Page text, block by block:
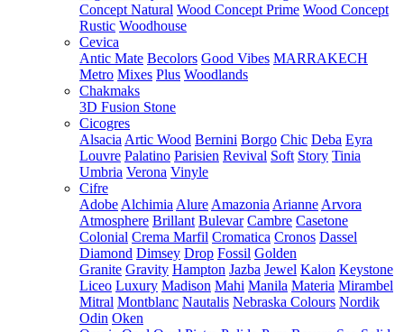
Concept Natural Wood Concept Prime Wood Concept
Rustic Woodhouse
Cevica
Antic Mate Becolors Good Vibes MARRAKECH
Metro Mixes Plus Woodlands
Chakmaks
3D Fusion Stone
Cicogres
Alsacia Artic Wood Bernini Borgo Chic Deba Eyra
Louvre Palatino Parisien Revival Soft Story Tinia
Umbria Verona Vinyle
Cifre
Adobe Alchimia Alure Amazonia Arianne Arvora
Atmosphere Brillant Bulevar Cambre Casetone
Colonial Crema Marfil Cromatica Cronos Dassel
Diamond Dimsey Drop Fossil Golden
Granite Gravity Hampton Jazba Jewel Kalon Keystone
Liceo Luxury Madison Mahi Manila Materia Mirambel
Mitral Montblanc Nautalis Nebraska Colours Nordik
Odin Oken